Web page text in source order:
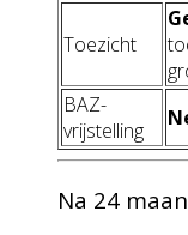
Toezicht
BAZ-
vrijstelling
Na 24